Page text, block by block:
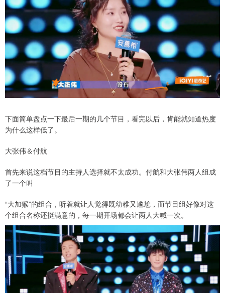
下面简单盘点一下最后一期的几个节目，看完以后，肯能就知道热度
为什么这样低了。
大张伟＆付航
首先来说这档节目的主持人选择就不太成功。付航和大张伟两人组成
了一个叫
“大加猴”的组合，听着就让人觉得既幼稚又尴尬，而节目组好像对这
个组合名称还挺满意的，每一期开场都会让两人大喊一次。